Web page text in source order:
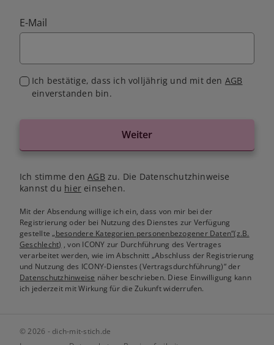
E-Mail
Ich bestätige, dass ich volljährig und mit den AGB
einverstanden bin.
Weiter
Ich stimme denAGB zu. Die Datenschutzhinweise
kannst du hiereinsehen.
Mit der Absendung willige ich ein, dass von mir bei der
Registrierung oder bei Nutzung des Dienstes zur Verfügung
gestellte„besondere Kategorien personenbezogener Daten“(z.B.
Geschlecht) , von ICONY zur Durchführung des Vertrages
verarbeitet werden, wie im Abschnitt „Abschluss der Registrierung
und Nutzung des ICONY-Dienstes (Vertragsdurchführung)“ der
Datenschutzhinweise näher beschrieben. Diese Einwilligung kann
ich jederzeit mit Wirkung für die Zukunft widerrufen.
© 2026 - dich-mit-stich.de